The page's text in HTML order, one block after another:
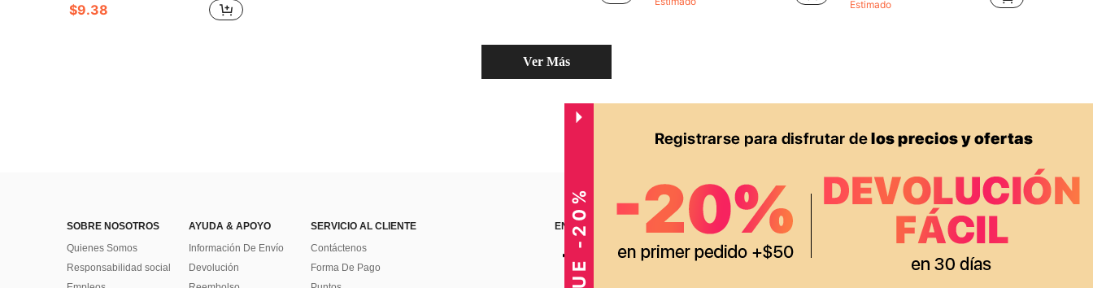
$9.38 Estimado
Ver Más
SOBRE NOSOTROS
Quienes Somos
Responsabilidad social
AYUDA & APOYO
Información De Envío
Devolución
SERVICIO AL CLIENTE
Contáctenos
Forma De Pago
ENCUÉNTRANOS EN APP